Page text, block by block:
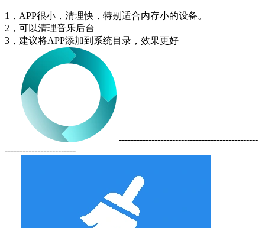
1，APP很小，清理快，特别适合内存小的设备。
2，可以清理音乐后台
3，建议将APP添加到系统目录，效果更好
-----------------------------------------------
------------------------